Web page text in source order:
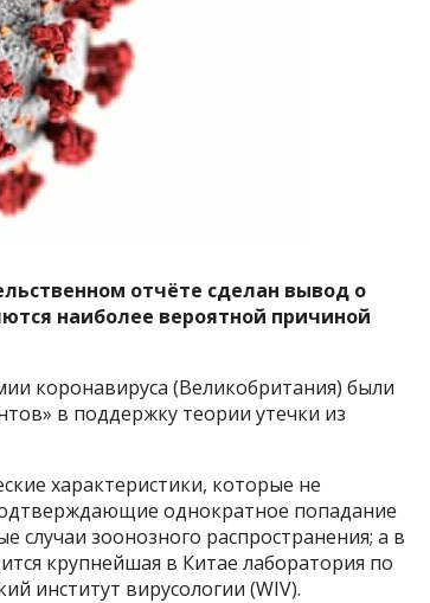
отчёте сделан вывод о
наиболее вероятной причиной
коронавируса (Великобритания) были
в поддержку теории утечки из
характеристики, которые не
однократное попадание
случаи зоонозного распространения; а в
крупнейшая в Китае лаборатория по
институт вирусологии (WIV).